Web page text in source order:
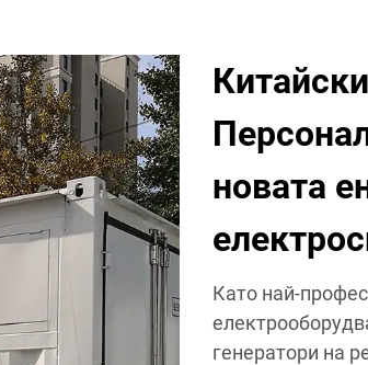
новата
Като най-
генератори на